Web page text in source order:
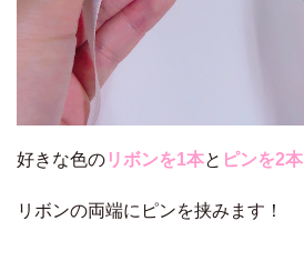
好きな色の リボンを1本と ピンを2本
リボンの両端にピンを挟みます！